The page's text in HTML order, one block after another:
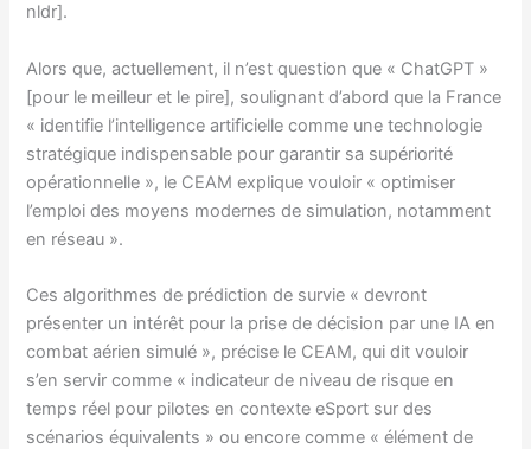
nldr].
Alors que, actuellement, il n’est question que « ChatGPT »
[pour le meilleur et le pire], soulignant d’abord que la France
« identifie l’intelligence artificielle comme une technologie
stratégique indispensable pour garantir sa supériorité
opérationnelle », le CEAM explique vouloir « optimiser
l’emploi des moyens modernes de simulation, notamment
en réseau ».
Ces algorithmes de prédiction de survie « devront
présenter un intérêt pour la prise de décision par une IA en
combat aérien simulé », précise le CEAM, qui dit vouloir
s’en servir comme « indicateur de niveau de risque en
temps réel pour pilotes en contexte eSport sur des
scénarios équivalents » ou encore comme « élément de